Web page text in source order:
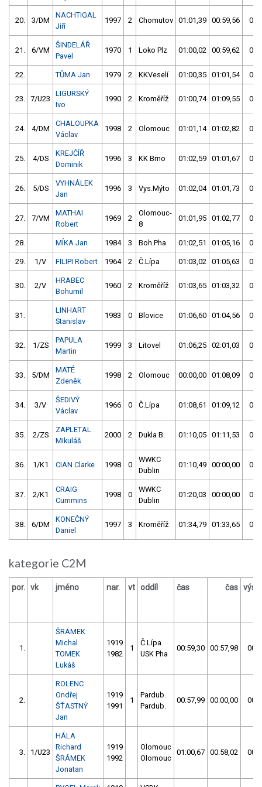
20. 3/DM
NACHTIGAL
Jiří
1997 2 Chomutov 01:01,39 00:59,56
21. 6/VM
ŠINDELÁŘ
Pavel
1970 1 Loko Plz 01:00,02 00:59,62
22. TŮMA Jan 1979 2 KKVeselí 01:00,35 01:01,54
23. 7/U23
LIGURSKÝ
Ivo
1990 2 Kroměříž 01:00,74 01:09,55
24. 4/DM
CHALOUPKA
Václav
1998 2 Olomouc 01:01,14 01:02,82
25. 4/DS
KREJČÍŘ
Dominik
1996 3 KK Brno 01:02,59 01:01,67
26. 5/DS
VYHNÁLEK
Jan
1996 3 Vys.Mýto 01:02,04 01:01,73
27. 7/VM
MATHAI
Robert
1969 2
Olomouc-
8
01:01,95 01:02,77
28. MÍKA Jan 1984 3 Boh.Pha 01:02,51 01:05,16
29. 1/V FILIPI Robert 1964 2 Č.Lípa 01:03,02 01:05,63
30. 2/V
HRABEC
Bohumil
1960 2 Kroměříž 01:03,65 01:03,32
31.
LINHART
Stanislav
1983 0 Blovice 01:06,60 01:04,56
32. 1/ZS
PAPULA
Martin
1999 3 Litovel 01:06,25 02:01,03
33. 5/DM
MATÉ
Zdeněk
1998 2 Olomouc 00:00,00 01:08,09
34. 3/V
ŠEDIVÝ
Václav
1966 0 Č.Lípa 01:08,61 01:09,12
35. 2/ZS
ZAPLETAL
Mikuláš
2000 2 Dukla B. 01:10,05 01:11,53
36. 1/K1 CIAN Clarke 1998 0
WWKC
Dublin
01:10,49 00:00,00
37. 2/K1
CRAIG
Cummins
1998 0
WWKC
Dublin
01:20,03 00:00,00
38. 6/DM
KONEČNÝ
Daniel
1997 3 Kroměříž 01:34,79 01:33,65
kategorie C2M
por. vk jméno nar. vt oddíl čas čas
1.
ŠRÁMEK
Michal
TOMEK
Lukáš
1919
1982
1
Č.Lípa
USK Pha
00:59,30 00:57,98
2.
ROLENC
Ondřej
ŠŤASTNÝ
Jan
1919
1991
1
Pardub.
Pardub.
00:57,99 00:00,00
3. 1/U23
HÁLA
Richard
ŠRÁMEK
Jonatan
1919
1992
Olomouc
Olomouc
01:00,67 00:58,02